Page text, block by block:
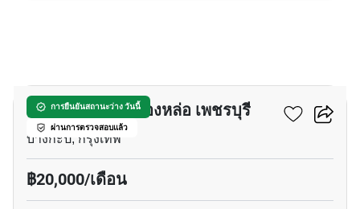
การยืนยันสถานะว่าง วันนี้
ผ่านการตรวจสอบแล้ว
เดอะ นิช ไพรด์ ทองหล่อ เพชรบุรี
บางกะปิ, กรุงเทพ
฿20,000/เดือน